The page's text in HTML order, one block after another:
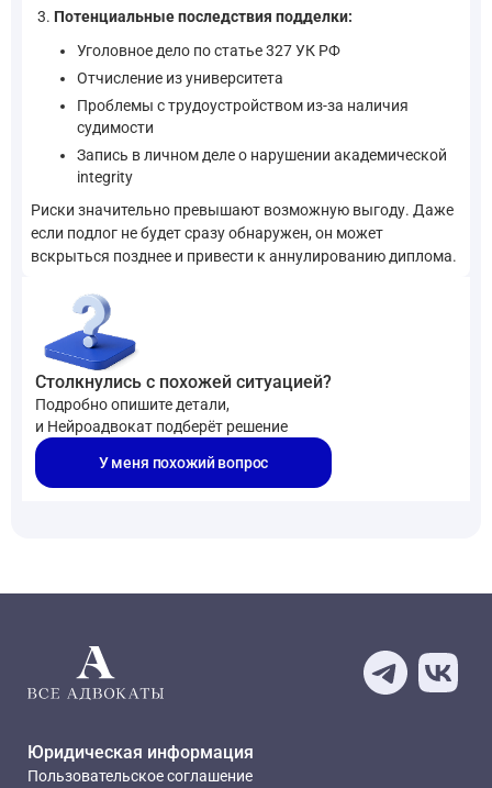
Потенциальные последствия подделки:
Уголовное дело по статье 327 УК РФ
Отчисление из университета
Проблемы с трудоустройством из-за наличия
судимости
Запись в личном деле о нарушении академической
integrity
Риски значительно превышают возможную выгоду. Даже
если подлог не будет сразу обнаружен, он может
вскрыться позднее и привести к аннулированию диплома.
Столкнулись с похожей ситуацией?
Подробно опишите детали,
и Нейроадвокат подберёт решение
У меня похожий вопрос
Юридическая информация
Пользовательское соглашение